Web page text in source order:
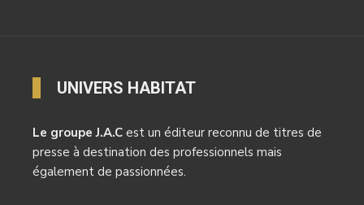
UNIVERS HABITAT
Le groupe J.A.C est un éditeur reconnu de titres de
presse à destination des professionnels mais
également de passionnées.